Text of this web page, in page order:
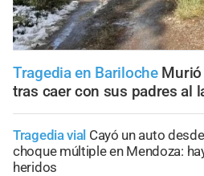
Tragedia en Bariloche Murió
tras caer con sus padres al
Tragedia vial Cayó un auto
choque múltiple en Mendoza:
heridos